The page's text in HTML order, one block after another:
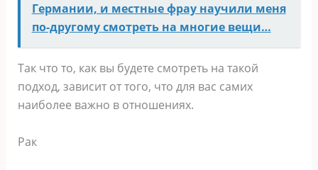
Германии, и местные фрау научили меня
по-другому смотреть на многие вещи…
Так что то, как вы будете смотреть на такой
подход, зависит от того, что для вас самих
наиболее важно в отношениях.
Рак